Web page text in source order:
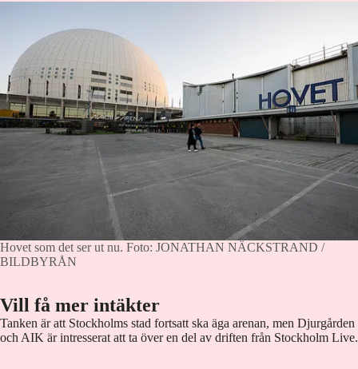
Hovet som det ser ut nu. Foto: JONATHAN NÄCKSTRAND /
BILDBYRÅN
Vill få mer intäkter
Tanken är att Stockholms stad fortsatt ska äga arenan, men Djurgården
och AIK är intresserat att ta över en del av driften från Stockholm Live.